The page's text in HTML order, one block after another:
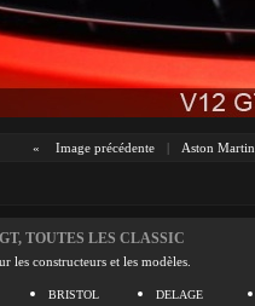
« Image précédente | Aston Martin
TOUTES LES CLASSIC
les constructeurs et les modèles.
BRISTOL
DELAGE